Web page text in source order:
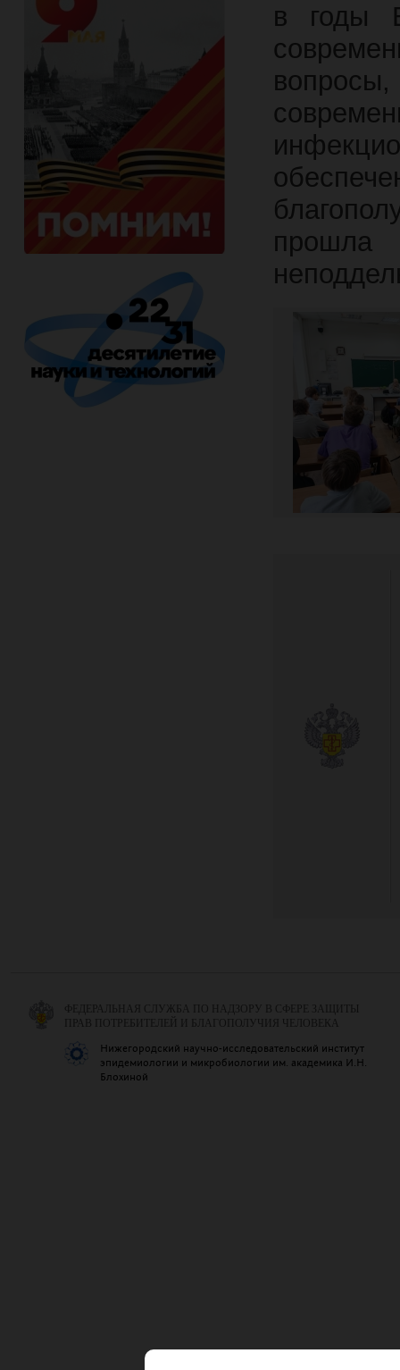
в годы
прошла
ФЕДЕРАЛЬНАЯ СЛУЖБА ПО НАДЗОРУ В СФЕРЕ ЗАЩИТЫ
ПРАВ ПОТРЕБИТЕЛЕЙ И БЛАГОПОЛУЧИЯ ЧЕЛОВЕКА
Нижегородский научно-исследовательский институт
эпидемиологии и микробиологии им. академика И.Н.
Блохиной